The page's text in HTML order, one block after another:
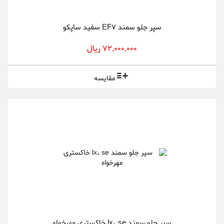
سپر جلو سمند EF7 سفید ساپکو
72,000,000 ریال
مقایسه